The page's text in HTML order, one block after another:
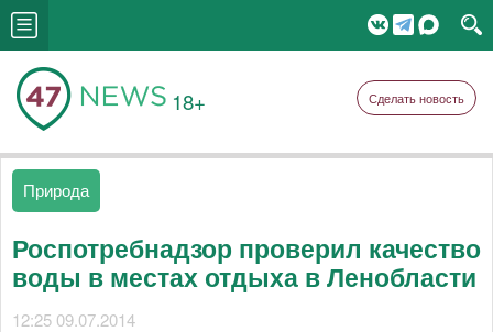
18+ Сделать новость
Природа
Роспотребнадзор проверил качество
воды в местах отдыха в Ленобласти
12:25 09.07.2014